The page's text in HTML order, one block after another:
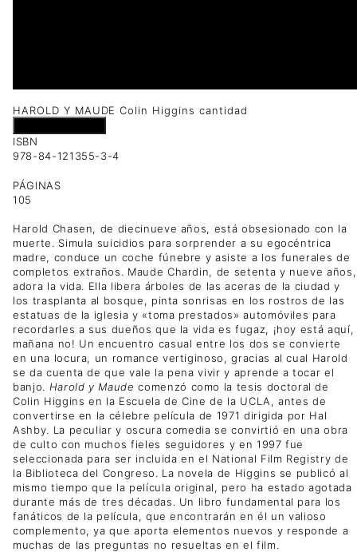
HAROLD Y MAUDE Colin Higgins cantidad
ISBN
978-84-121355-3-4
PÁGINAS
105
Harold Chasen, de diecinueve años, está obsesionado con la
muerte. Simula suicidios para sorprender a su egocéntrica
madre, conduce un coche fúnebre y asiste a los funerales de
completos extraños. Maude Chardin, de setenta y nueve años,
adora la vida. Ella libera árboles de las aceras de la ciudad y
los trasplanta al bosque, pinta sonrisas en los rostros de las
estatuas de la iglesia y «toma prestados» automóviles para
recordarles a sus dueños que la vida es fugaz, ¡hoy está aquí,
mañana no! Un encuentro casual entre los dos se convierte
en una locura, un romance vertiginoso, gracias al cual Harold
se da cuenta de que vale la pena vivir y aprende a tocar el
banjo. Harold y Maude comenzó como la tesis doctoral de
Colin Higgins en la Escuela de Cine de la UCLA, antes de
convertirse en la célebre película de 1971 dirigida por Hal
Ashby. La peculiar y oscura comedia se convirtió en una obra
de culto con muchos fieles seguidores y en 1997 fue
seleccionada para ser incluida en el National Film Registry de
la Biblioteca del Congreso. La novela de Higgins se publicó al
mismo tiempo que la película original, pero ha estado agotada
durante más de tres décadas. Un libro fundamental para los
fanáticos de la película, que encontrarán en él un valioso
complemento, ya que aporta elementos nuevos y responde a
muchas de las preguntas no resueltas en el film.